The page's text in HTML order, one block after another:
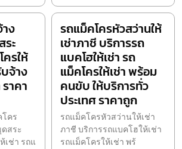
ง
ะ
รให้
จ้าง
าคา
คร
สระ
เช่า รถแ
รถแม็คโครหัวสว่านให้
เช่าภาชี บริการรถ
แบคโฮให้เช่า รถ
แม็คโครให้เช่า พร้อม
คนขับ ให้บริการทั่ว
ประเทศ ราคาถูก
รถแม็คโครหัวสว่านให้เช่า
ภาชี บริการรถแบคโฮให้เช่า
รถแม็คโครให้เช่า พร้